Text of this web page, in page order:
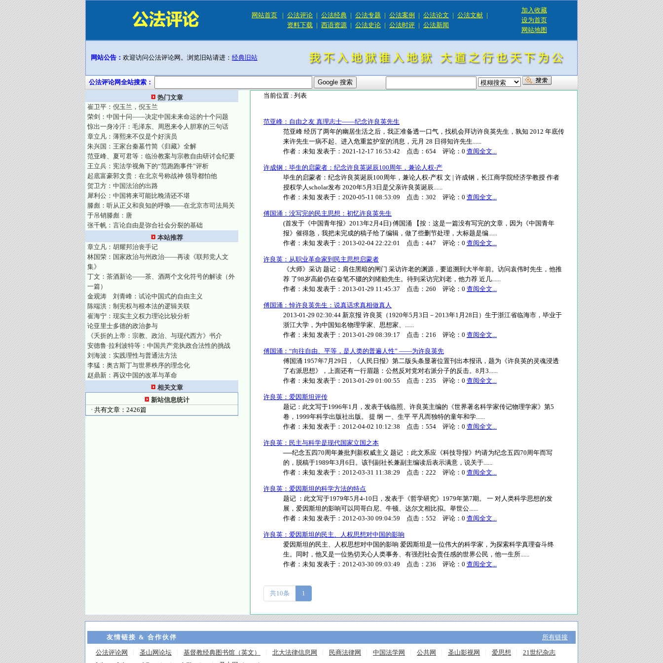
网站首页 | 公法评论 | 公法经典 | 公法专题 | 公法案例 | 公法论文 | 公法文献 |
资料下载 | 西语资源 | 公法史论 | 公法时评 | 公法新闻
加入收藏
设为首页
网站地图
网站公告： 欢迎访问公法评论网。浏览旧站请进： 经典旧站
公法评论网全站搜索：
热门文章
崔卫平：倪玉兰，倪玉兰
荣剑：中国十问——决定中国未来命运的十个问题
惊出一身冷汗：毛泽东、周恩来令人胆寒的三句话
章立凡：薄熙来不仅是个好演员
朱兴国：王家台秦墓竹简《归藏》全解
范亚峰、夏可君等：临汾教案与宗教自由研讨会纪要
王立兵：宪法学视角下的“范跑跑事件”评析
起底富豪郭文贵：在北京号称战神 领导都怕他
贺卫方：中国法治的出路
犀利公：中国将来可能比晚清还不堪
滕彪：听从正义和良知的呼唤——在北京市司法局关
于吊销滕彪：唐
张千帆：言论自由是弥合社会分裂的基础
本站推荐
章立凡：胡耀邦治丧手记
林国荣：国家政治与州政治——再读《联邦党人文
集》
丁文：茶酒新论——茶、酒两个文化符号的解读（外
一篇）
金观涛 刘青峰：试论中国式的自由主义
陈端洪：制宪权与根本法的逻辑关联
崔海宁：现实主义权力理论比较分析
论亚里士多德的政治参与
《夭折的上帝：宗教、政治、与现代西方》书介
安德鲁·拉利波特等：中国共产党执政合法性的挑战
刘海波：实践理性与普通法方法
李猛：奥古斯丁与世界秩序的理念化
赵鼎新：再议中国的改革与革命
相关文章
新站信息统计
· 共有文章：2426篇
当前位置 : 列表
范亚峰：自由之友 真理志士——纪念许良英先生
范亚峰 经历了两年的幽居生活之后，我正准备透一口气，找机会拜访许良英先生，孰知 2012 年底传
来许先生一病不起、进入危重监护室的消息，元月 28 日得知许先生......
作者： 未知 发表于： 2021-12-17 16:53:42 点击： 654 评论： 0 查阅全文...
许成钢：毕生的启蒙者：纪念许良英诞辰100周年，兼论人权-产
毕生的启蒙者：纪念许良英诞辰100周年，兼论人权-产权 文 | 许成钢，长江商学院经济学教授 作者
授权学人scholar发布 2020年5月3日是父亲许良英诞辰......
作者： 未知 发表于： 2020-05-11 08:53:09 点击： 302 评论： 0 查阅全文...
傅国涌：没写完的民主思想：初忆许良英先生
(首发于《中国青年报》2013年2月4日) 傅国涌 【按：这是一篇没有写完的文章，因为《中国青年
报》催得急，我把未完成的稿子给了编辑，做了些删节处理，大标题是编......
作者： 未知 发表于： 2013-02-04 22:22:01 点击： 447 评论： 0 查阅全文...
许良英：从职业革命家到民主思想启蒙者
《大师》采访 题记：肩住黑暗的闸门 采访许老的渊源，要追溯到大半年前。访问袁伟时先生，他推
荐 了98岁高龄仍在奋笔不辍的刘绪贻先生。待到采访完刘老，他力荐 近几......
作者： 未知 发表于： 2013-01-29 11:45:37 点击： 260 评论： 0 查阅全文...
傅国涌：悼许良英先生：说真话求真相做真人
2013-01-29 02:30:44 新京报 许良英（1920年5月3日－2013年1月28日）生于浙江省临海市，毕业于
浙江大学，为中国知名物理学家、思想家、......
作者： 未知 发表于： 2013-01-29 08:39:17 点击： 216 评论： 0 查阅全文...
傅国涌：“向往自由、平等，是人类的普遍人性” ——为许良英先
傅国涌 1957年7月29日，《人民日报》第二版头条显著位置刊出本报讯，题为《许良英的灵魂浸透
了右派思想》，上面还有一行眉题：公然反对党对右派分子的反击。8月3......
作者： 未知 发表于： 2013-01-29 01:00:55 点击： 235 评论： 0 查阅全文...
许良英：爱因斯坦评传
题记：此文写于1996年1月，发表于钱临照、许良英主编的《世界著名科学家传记物理学家》第5
卷，1999年科学出版社出版。 提 纲 一、生平 平凡而独特的童年和学......
作者： 未知 发表于： 2012-04-02 10:12:38 点击： 554 评论： 0 查阅全文...
许良英：民主与科学是现代国家立国之本
──纪念五四70周年兼批判新权威主义 题记 ：此文系应《科技导报》约请为纪念五四70周年而写
的，脱稿于1989年3月6日。该刊副社长兼副主编读后表示满意，说关于......
作者： 未知 发表于： 2012-03-31 11:38:29 点击： 222 评论： 0 查阅全文...
许良英：爱因斯坦的科学方法的特点
题记 ：此文写于1979年5月4-10日，发表于《哲学研究》1979年第7期。 一 对人类科学思想的发
展，爱因斯坦的影响可以同哥白尼、牛顿、达尔文相比拟。举世公......
作者： 未知 发表于： 2012-03-30 09:04:59 点击： 552 评论： 0 查阅全文...
许良英：爱因斯坦的民主、人权思想对中国的影响
爱因斯坦的民主、人权思想对中国的影响 爱因斯坦是一位伟大的科学家，为探索科学真理奋斗终
生。同时，他又是一位热切关心人类事务、有强烈社会责任感的世界公民，他一生所......
作者： 未知 发表于： 2012-03-30 09:03:49 点击： 236 评论： 0 查阅全文...
共10条 1
友情链接 & 合作伙伴 所有链接 |
公法评论网 圣山网论坛 基督教经典图书馆（英文） 北大法律信息网 民商法律网 中国法学网 公共网 圣山影视网 爱思想
21世纪杂志